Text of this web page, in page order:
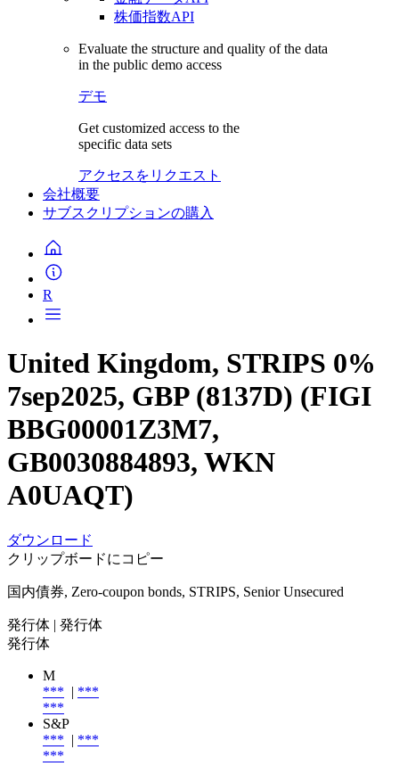
株価指数API
Evaluate the structure and quality of the data
in the public demo access
デモ
Get customized access to the
specific data sets
アクセスをリクエスト
会社概要
サブスクリプションの購入
R
United Kingdom, STRIPS 0%
7sep2025, GBP (8137D) (FIGI
BBG00001Z3M7,
GB0030884893, WKN
A0UAQT)
ダウンロード
クリップボードにコピー
国内債券, Zero-coupon bonds, STRIPS, Senior Unsecured
発行体 | 発行体
発行体
M
*** | ***
***
S&P
*** | ***
***